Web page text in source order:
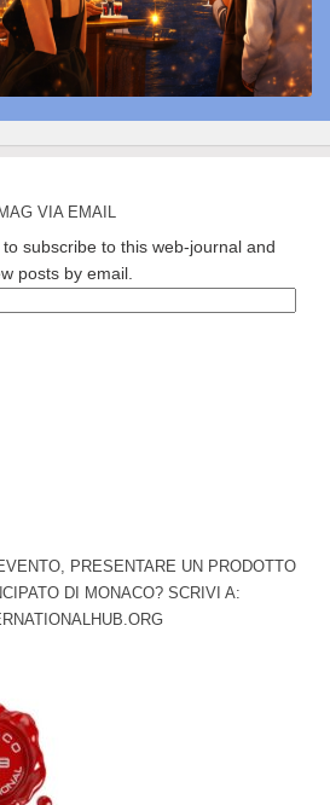
VIA EMAIL
subscribe to this web-journal and
posts by email.
PRESENTARE UN PRODOTTO
DI MONACO? SCRIVI A: